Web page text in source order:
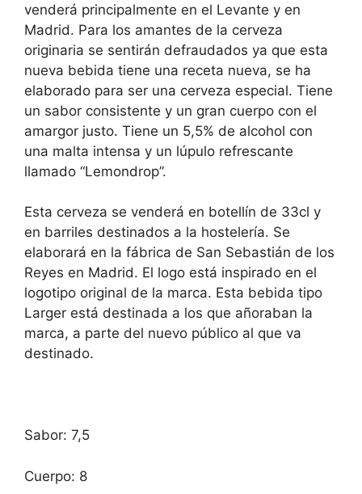
venderá principalmente en el Levante y en
Madrid. Para los amantes de la cerveza
originaria se sentirán defraudados ya que esta
nueva bebida tiene una receta nueva, se ha
elaborado para ser una cerveza especial. Tiene
un sabor consistente y un gran cuerpo con el
amargor justo. Tiene un 5,5% de alcohol con
una malta intensa y un lúpulo refrescante
llamado “Lemondrop”.
Esta cerveza se venderá en botellín de 33cl y
en barriles destinados a la hostelería. Se
elaborará en la fábrica de San Sebastián de los
Reyes en Madrid. El logo está inspirado en el
logotipo original de la marca. Esta bebida tipo
Larger está destinada a los que añoraban la
marca, a parte del nuevo público al que va
destinado.
Sabor: 7,5
Cuerpo: 8